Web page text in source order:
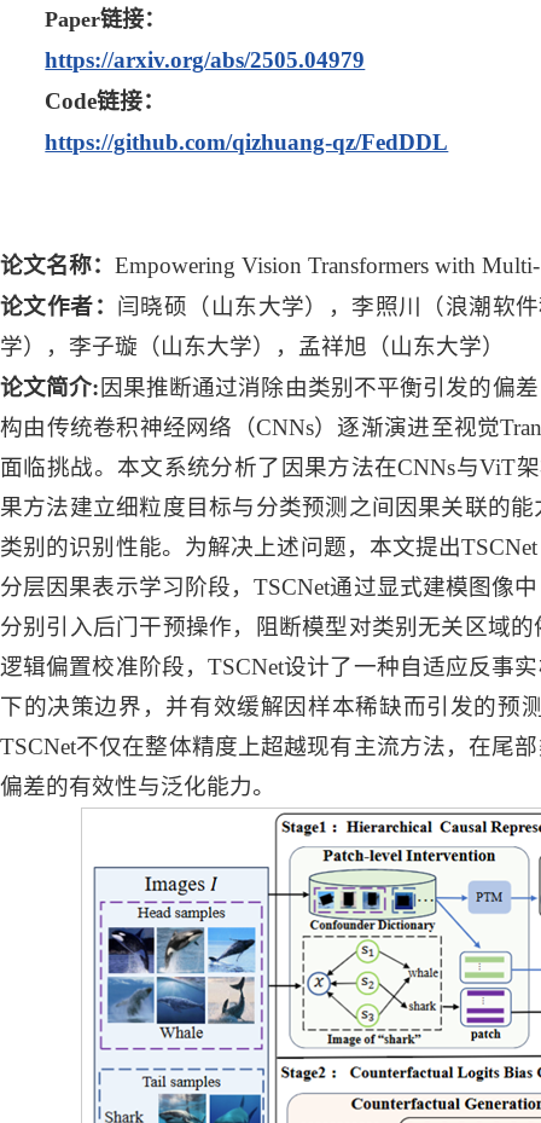
Paper链接：
https://arxiv.org/abs/2505.04979
Code链接：
https://github.com/qizhuang-qz/FedDDL
论文名称： Empowering Vision Transformers with
论文作者： 闫晓硕（山东大学），李照川（浪潮软
学），李子璇（山东大学），孟祥旭（山东大学）
论文简介: 因果推断通过消除由类别不平衡引发的偏
构由传统卷积神经网络（CNNs）逐渐演进至视觉
面临挑战。本文系统分析了因果方法在CNNs与ViT
果方法建立细粒度目标与分类预测之间因果关联的
类别的识别性能。为解决上述问题，本文提出
分层因果表示学习阶段，TSCNet通过显式建模图像
分别引入后门干预操作，阻断模型对类别无关区域
逻辑偏置校准阶段，TSCNet设计了一种自适应反事
下的决策边界，并有效缓解因样本稀缺而引发的预
TSCNet不仅在整体精度上超越现有主流方法，在尾
偏差的有效性与泛化能力。